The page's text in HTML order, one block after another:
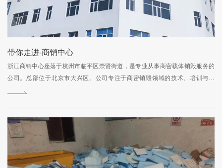
带你走进-商销中心
浙江商销中心座落于杭州市临平区崇贤街道，是专业从事商密载体销毁服务的
公司。总部位于北京市大兴区。公司专注于商密销毁领域的技术、培训与研
发，以保密化、专业化、安全化、环保化为工作核心，拥有独立全封闭式保密